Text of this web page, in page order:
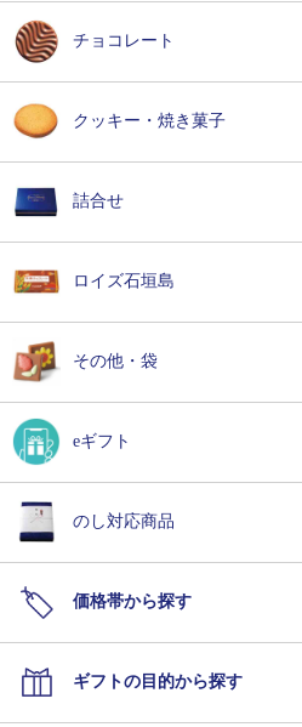
チョコレート
クッキー・焼き菓子
詰合せ
ロイズ石垣島
その他・袋
eギフト
のし対応商品
価格帯から探す
ギフトの目的から探す